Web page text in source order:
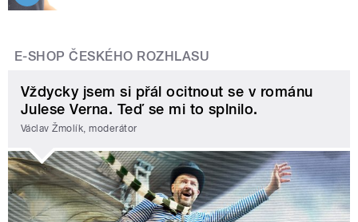
E-SHOP ČESKÉHO ROZHLASU
Vždycky jsem si přál ocitnout se v románu
Julese Verna. Teď se mi to splnilo.
Václav Žmolík, moderátor